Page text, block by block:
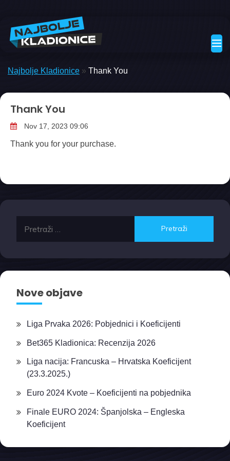
content
Najbolje Kladionice » Thank You
Thank You
Nov 17, 2023 09:06
Thank you for your purchase.
Nove objave
Liga Prvaka 2026: Pobjednici i Koeficijenti
Bet365 Kladionica: Recenzija 2026
Liga nacija: Francuska – Hrvatska Koeficijent
(23.3.2025.)
Euro 2024 Kvote – Koeficijenti na pobjednika
Finale EURO 2024: Španjolska – Engleska
Koeficijent